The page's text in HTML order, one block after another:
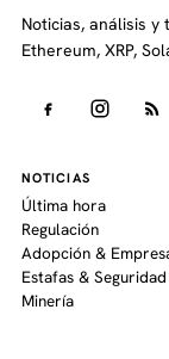
Noticias, análisis y
Ethereum, XRP,
NOTICIAS
Última hora
Regulación
Adopción &
Estafas & Seguridad
Minería